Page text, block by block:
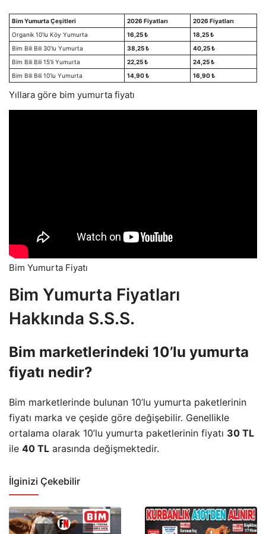
Bim Yumurta Çeşitleri 2026 Fiyatları
2026 Fiyatları
Organik 10’lu Köy Yumurta
16,25 ₺
18,25 ₺
Bim Bili Bili 30’lu Yumurta
38,25 ₺
40,25 ₺
Bim Bili Bili 15’li Yumurta
22,25 ₺
24,25 ₺
Bim Bili Bili 10’lu Yumurta
14,90 ₺ 16,90 ₺
Yıllara göre bim yumurta fiyatı
Bim Yumurta Fiyatı
Bim Yumurta Fiyatları
Hakkında S.S.S.
Bim marketlerindeki 10’lu yumurta
fiyatı nedir?
Bim marketlerinde bulunan 10’lu yumurta paketlerinin
fiyatı marka ve çeşide göre değişebilir. Genellikle
ortalama olarak 10’lu yumurta paketlerinin fiyatı 30 TL
ile 40 TL arasında değişmektedir.
İlginizi Çekebilir